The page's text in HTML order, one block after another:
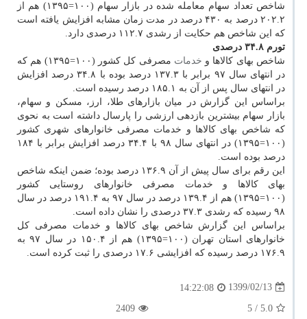
شاخص تعداد سهام معامله شده در بازار سهام (۱۰۰=۱۳۹۵) هم از
۲۰۲.۲ درصد به ۴۳۰ درصد در مدت زمان مشابه افزایش یافته است
که این شاخص هم حکایت از رشدی ۱۱۲.۷ درصدی دارد.
تورم ۳۴.۸ درصدی
شاخص بهای کالاها و خدمات
مصرفی کل کشور (۱۰۰=۱۳۹۵) هم که
در انتهای سال ۹۷ برابر با ۱۳۷.۳ درصد بوده با ۳۴.۸ درصد افزایش
در انتهای سال پس از آن به ۱۸۵.۱ درصد رسیده است.
براساس این گزارش در میان بازارهای طلا، ارز، مسکن و سهام،
بازار سهام بیشترین بازدهی ارزشی را پارسال داشته است به نحوی
که شاخص بهای کالاها و خدمات مصرفی خانوارهای شهری کشور
(۱۰۰=۱۳۹۵) در انتهای سال ۹۸ با ۳۴.۴ درصد افزایش برابر با ۱۸۴
درصد بوده است.
این رقم برای سال پیش از آن ۱۳۶.۹ درصد بوده؛ ضمن اینکه شاخص
بهای کالاها و خدمات مصرفی خانوارهای روستایی کشور
(۱۰۰=۱۳۹۵) هم از ۱۳۹.۴ درصد در سال ۹۷ به ۱۹۱.۴ درصد در سال
۹۸ رسیده که رشدی ۳۷.۳ درصدی را نشان داده است.
براساس این گزارش شاخص بهای کالاها و خدمات مصرفی کل
خانوارهای استان تهران (۱۰۰=۱۳۹۵) هم از ۱۵۰.۴ در سال ۹۷ به
۱۷۶.۹ درصد رسیده که افزایشی ۱۷.۶ درصدی را ثبت کرده است.
1399/02/13
14:22:08
5.0
/ 5
2409